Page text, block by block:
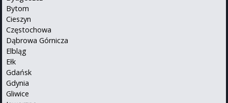
Bytom
Cieszyn
Częstochowa
Dąbrowa Górnicza
Elbląg
Ełk
Gdańsk
Gdynia
Gliwice